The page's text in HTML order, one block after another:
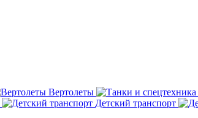
Вертолеты
Детский транспорт